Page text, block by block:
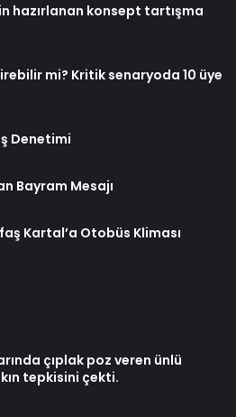
hazırlanan konsept tartışma
mi? Kritik senaryoda 10 üye
Denetimi
Bayram Mesajı
Kartal’a Otobüs Kliması
çıplak poz veren ünlü
tepkisini çekti.